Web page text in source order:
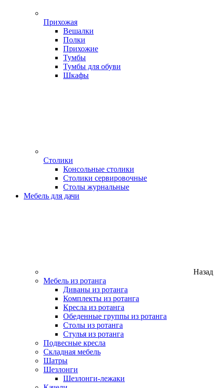
Прихожая
Вешалки
Полки
Прихожие
Тумбы
Тумбы для обуви
Шкафы
Столики
Консольные столики
Столики сервировочные
Столы журнальные
Мебель для дачи
Назад
Мебель из ротанга
Диваны из ротанга
Комплекты из ротанга
Кресла из ротанга
Обеденные группы из ротанга
Столы из ротанга
Стулья из ротанга
Подвесные кресла
Складная мебель
Шатры
Шезлонги
Шезлонги-лежаки